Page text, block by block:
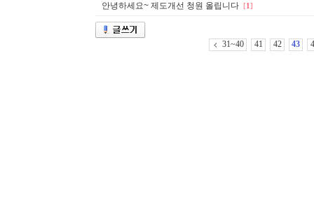
안녕하세요~ 제도개선 청원 올립니다 [1]
31~40 41 42 43